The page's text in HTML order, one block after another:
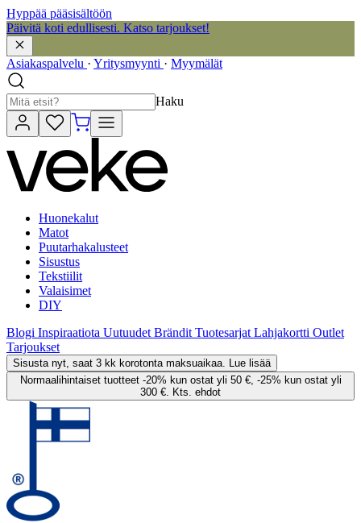
Hyppää pääsisältöön
Päivitä koti edullisesti. Katso tarjoukset!
Asiakaspalvelu · Yritysmyynti · Myymälät
Haku
Huonekalut
Matot
Puutarhakalusteet
Sisustus
Tekstiilit
Valaisimet
DIY
Blogi Inspiraatiota Uutuudet Brändit Tuotesarjat Lahjakortti Outlet
Tarjoukset
Sisusta nyt, saat 3 kk korotonta maksuaikaa. Lue lisää
Normaalihintaiset tuotteet -20% kun ostat yli 50 €, -25% kun ostat yli
300 €. Kts. ehdot